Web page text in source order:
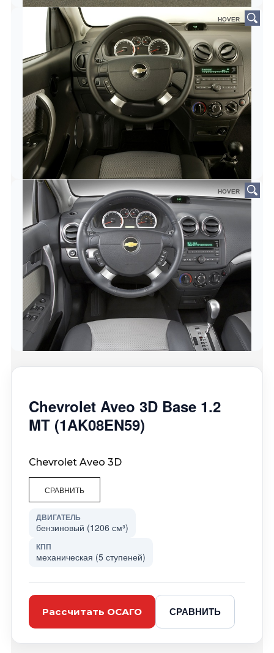
HOVER
HOVER
Chevrolet Aveo 3D Base 1.2
MT (1AK08EN59)
Chevrolet Aveo 3D
СРАВНИТЬ
ДВИГАТЕЛЬ
бензиновый (1206 см³)
КПП
механическая (5 ступеней)
Рассчитать ОСАГО СРАВНИТЬ